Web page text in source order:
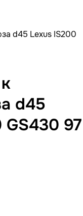
d45 Lexus IS200
d45
97